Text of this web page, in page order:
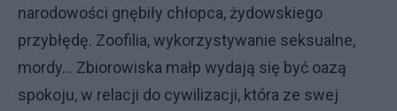
narodowości gnębiły chłopca, żydowskiego
przybłędę. Zoofilia, wykorzystywanie seksualne,
mordy... Zbiorowiska małp wydają się być oazą
spokoju, w relacji do cywilizacji, która ze swej